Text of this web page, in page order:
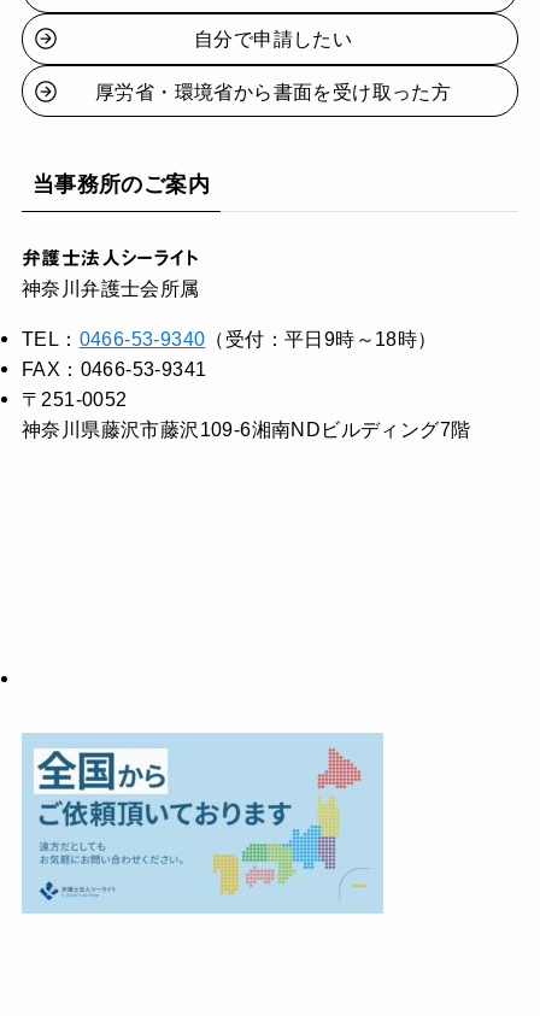
自分で申請したい
厚労省・環境省から書面を受け取った方
当事務所のご案内
弁護士法人シーライト
神奈川弁護士会所属
TEL： 0466-53-9340 （受付：平日9時～18時）
FAX：0466-53-9341
〒251-0052
神奈川県藤沢市藤沢109-6湘南NDビルディング7階